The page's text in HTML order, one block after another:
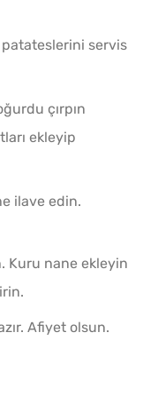
patateslerini servis
çırpın
ekleyip
ilave edin.
Kuru nane ekleyin
Afiyet olsun.